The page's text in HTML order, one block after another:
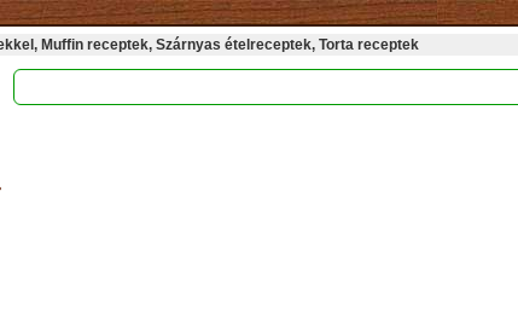
Muffin receptek, Szárnyas ételreceptek, Torta receptek